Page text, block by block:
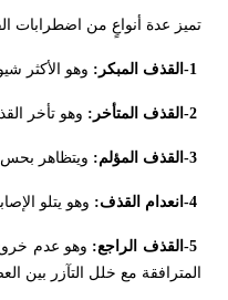
تميز عدة أنواعٍ من اضطرابات
-1 القذف المبكر: وهو الأكثر
-2 القذف المتأخر: وهو تأخر القذف لأكثر من 20 دقيقة؛ مما يسبب إرهاقاً
-3 القذف المؤلم: ويتظاهر بحس
-4 انعدام القذف: وهو يتلو
-5 القذف الراجع: وهو عدم
المترافقة مع خلل التآزر بين